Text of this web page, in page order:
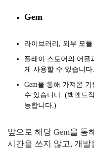
Gem
라이 브러리 , 외부 모듈
플레이 스토어의 어플
게 사용할 수 있습니다.
Gem을 통해 가져온
수 있습니다. (백엔드
능합니다.)
앞으로 해당 Gem을 통
시간을 쓰지 않고, 개